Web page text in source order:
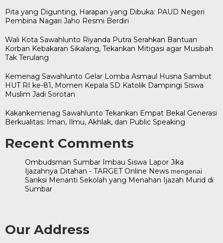
Pita yang Digunting, Harapan yang Dibuka: PAUD Negeri
Pembina Nagari Jaho Resmi Berdiri
Wali Kota Sawahlunto Riyanda Putra Serahkan Bantuan
Korban Kebakaran Sikalang, Tekankan Mitigasi agar Musibah
Tak Terulang
Kemenag Sawahlunto Gelar Lomba Asmaul Husna Sambut
HUT RI ke-81, Momen Kepala SD Katolik Dampingi Siswa
Muslim Jadi Sorotan
Kakankemenag Sawahlunto Tekankan Empat Bekal Generasi
Berkualitas: Iman, Ilmu, Akhlak, dan Public Speaking
Recent Comments
Ombudsman Sumbar Imbau Siswa Lapor Jika
Ijazahnya Ditahan - TARGET Online News mengenai
Sanksi Menanti Sekolah yang Menahan Ijazah Murid di
Sumbar
Our Address